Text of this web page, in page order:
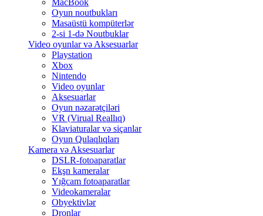
MacBook
Oyun noutbukları
Masaüstü kompüterlər
2-si 1-də Noutbuklar
Video oyunlar və Aksesuarlar
Playstation
Xbox
Nintendo
Video oyunlar
Aksesuarlar
Oyun nəzarətçiləri
VR (Virual Reallıq)
Klaviaturalar və siçanlar
Oyun Qulaqlıqları
Kamera və Aksesuarlar
DSLR-fotoaparatlar
Ekşn kameralar
Yığcam fotoaparatlar
Videokameralar
Obyektivlər
Dronlar